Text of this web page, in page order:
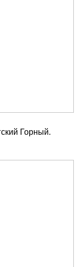
Горный.